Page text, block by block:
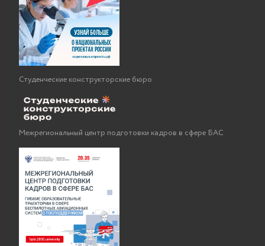
Студенческие конструкторские бюро
Межрегиональный центр подготовки кадров в сфере БАС